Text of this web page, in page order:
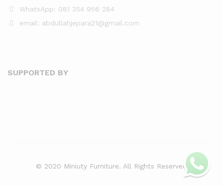
WhatsApp: 081 354 956 284
email: abdullahjepara21@gmail.com
SUPPORTED BY
© 2020 Miniuty Furniture. All Rights Reserved